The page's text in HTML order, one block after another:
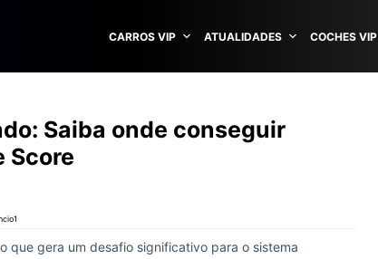
CARROS VIP ATUALIDADES COCHES VIP
Saiba onde conseguir
Score
que gera um desafio significativo para o sistema